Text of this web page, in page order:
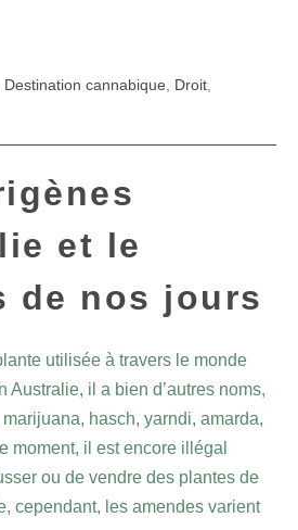
Destination cannabique, Droit,
et le
de nos jours
utilisée à travers le monde
Australie, il a bien d’autres noms,
hasch, yarndi, amarda,
moment, il est encore illégal
ou de vendre des plantes de
cependant, les amendes varient